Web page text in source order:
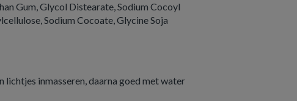
Gum, Glycol Distearate, Sodium Cocoyl
Sodium Cocoate, Glycine Soja
lichtjes inmasseren, daarna goed met water